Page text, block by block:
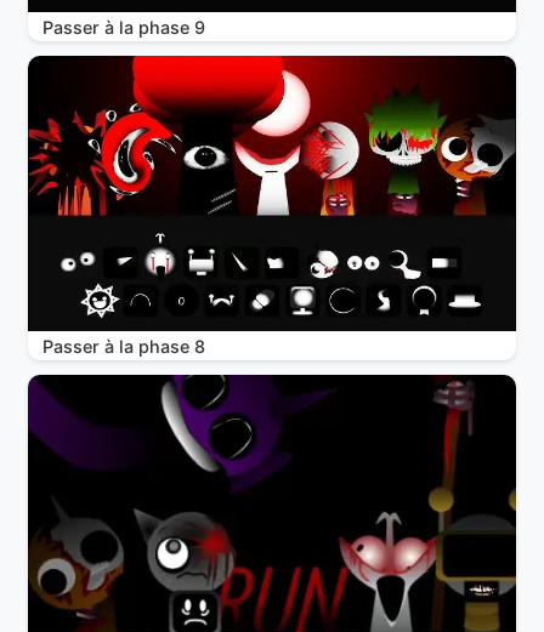
Passer à la phase 9
Passer à la phase 8